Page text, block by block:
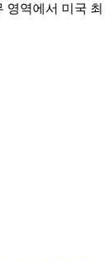
영역에서 미국 최